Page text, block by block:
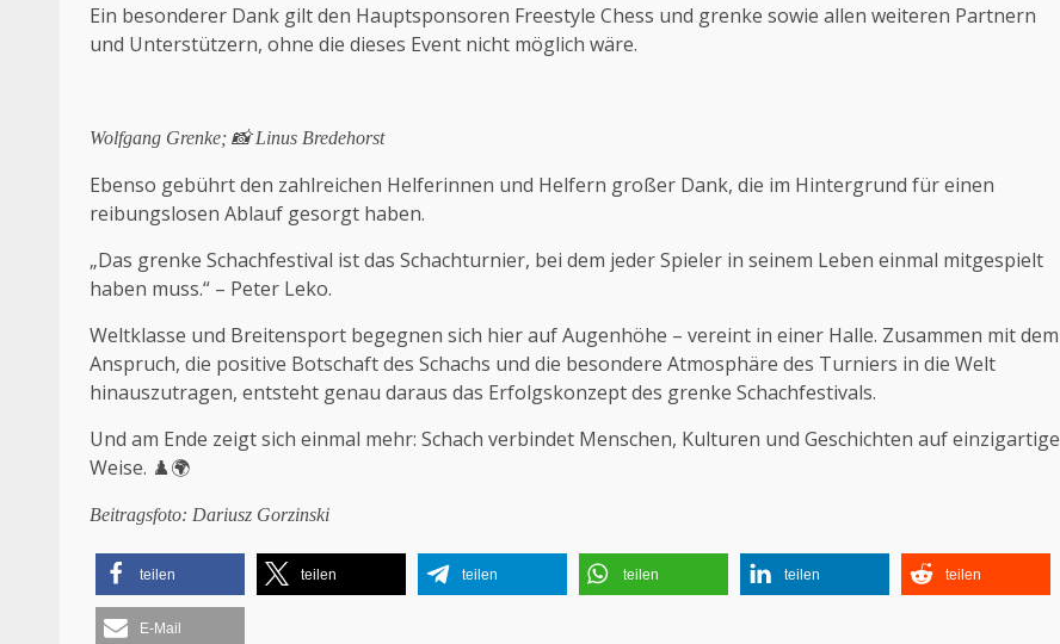
Ein besonderer Dank gilt den Hauptsponsoren Freestyle Chess und grenke sowie allen weiteren Partnern
und Unterstützern, ohne die dieses Event nicht möglich wäre.
Wolfgang Grenke; 📸 Linus Bredehorst
Ebenso gebührt den zahlreichen Helferinnen und Helfern großer Dank, die im Hintergrund für einen
reibungslosen Ablauf gesorgt haben.
„Das grenke Schachfestival ist das Schachturnier, bei dem jeder Spieler in seinem Leben einmal mitgespielt
haben muss.“ – Peter Leko.
Weltklasse und Breitensport begegnen sich hier auf Augenhöhe – vereint in einer Halle. Zusammen mit dem
Anspruch, die positive Botschaft des Schachs und die besondere Atmosphäre des Turniers in die Welt
hinauszutragen, entsteht genau daraus das Erfolgskonzept des grenke Schachfestivals.
Und am Ende zeigt sich einmal mehr: Schach verbindet Menschen, Kulturen und Geschichten auf einzigartige
Weise. ♟️🌍
Beitragsfoto: Dariusz Gorzinski
teilen teilen teilen teilen teilen teilen
E-Mail